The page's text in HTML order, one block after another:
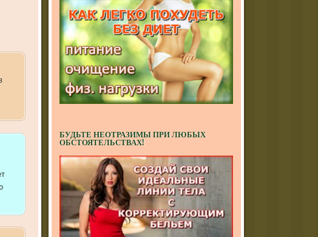
БУДЬТЕ НЕОТРАЗИМЫ ПРИ ЛЮБЫХ
ОБСТОЯТЕЛЬСТВАХ!